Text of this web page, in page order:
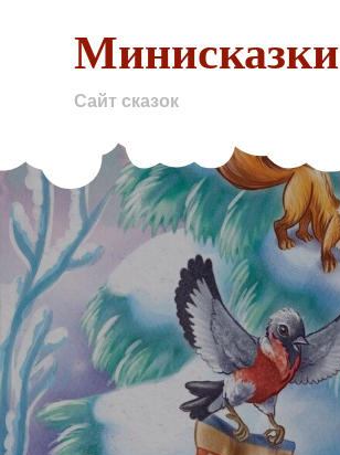
Минисказки
Сайт сказок